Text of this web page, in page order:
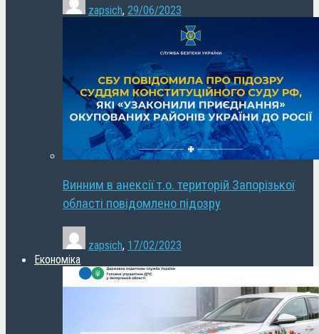
zapsich, 29/06/2023
Винним в анексії т.о. територій Запорізької
області повідомлено підозру
zapsich, 17/02/2023
Економіка